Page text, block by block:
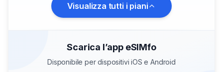
Visualizza tutti i piani
Scarica l’app eSIMfo
Disponibile per dispositivi iOS e Android